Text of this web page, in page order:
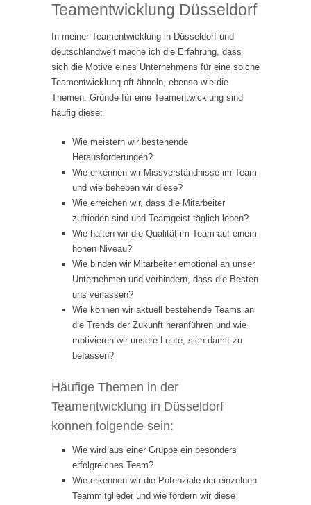
Teamentwicklung Düsseldorf
In meiner Teamentwicklung in Düsseldorf und
deutschlandweit mache ich die Erfahrung, dass
sich die Motive eines Unternehmens für eine solche
Teamentwicklung oft ähneln, ebenso wie die
Themen. Gründe für eine Teamentwicklung sind
häufig diese:
Wie meistern wir bestehende
Herausforderungen?
Wie erkennen wir Missverständnisse im Team
und wie beheben wir diese?
Wie erreichen wir, dass die Mitarbeiter
zufrieden sind und Teamgeist täglich leben?
Wie halten wir die Qualität im Team auf einem
hohen Niveau?
Wie binden wir Mitarbeiter emotional an unser
Unternehmen und verhindern, dass die Besten
uns verlassen?
Wie können wir aktuell bestehende Teams an
die Trends der Zukunft heranführen und wie
motivieren wir unsere Leute, sich damit zu
befassen?
Häufige Themen in der
Teamentwicklung in Düsseldorf
können folgende sein:
Wie wird aus einer Gruppe ein besonders
erfolgreiches Team?
Wie erkennen wir die Potenziale der einzelnen
Teammitglieder und wie fördern wir diese